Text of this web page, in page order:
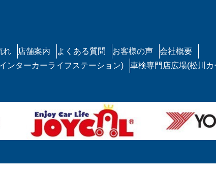
れ 店舗案内 よくある質問 お客様の声
会社概要
ンターカーライフステーション)
車検専門店広場(松川